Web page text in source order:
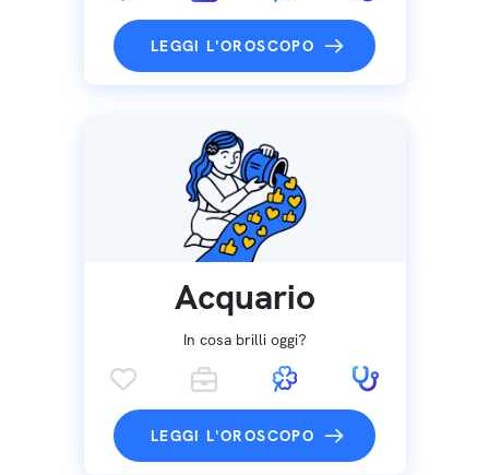
LEGGI L'OROSCOPO
Acquario
In cosa brilli oggi?
LEGGI L'OROSCOPO